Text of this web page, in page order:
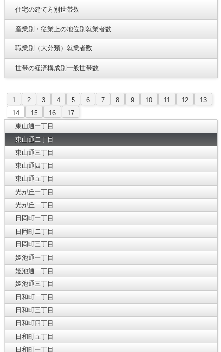
住宅の建て方別世帯数
産業別・従業上の地位別就業者数
職業別（大分類）就業者数
世帯の経済構成別一般世帯数
1 2 3 4 5 6 7 8 9 10 11 12
13
14
15 16
17
東山通一丁目
東山通二丁目
東山通三丁目
東山通四丁目
東山通五丁目
光が丘一丁目
光が丘二丁目
日岡町一丁目
日岡町二丁目
日岡町三丁目
姫池通一丁目
姫池通二丁目
姫池通三丁目
日和町二丁目
日和町三丁目
日和町四丁目
日和町五丁目
日和町一丁目